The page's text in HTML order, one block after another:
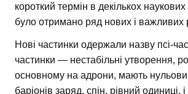
короткий термін в декількох наукових
було отримано ряд нових і важливих
Нові частинки одержали назву псі-
частинки — нестабільні утворення,
основному на адрони, мають
баріонів заряд, спін, рівний одиниці,